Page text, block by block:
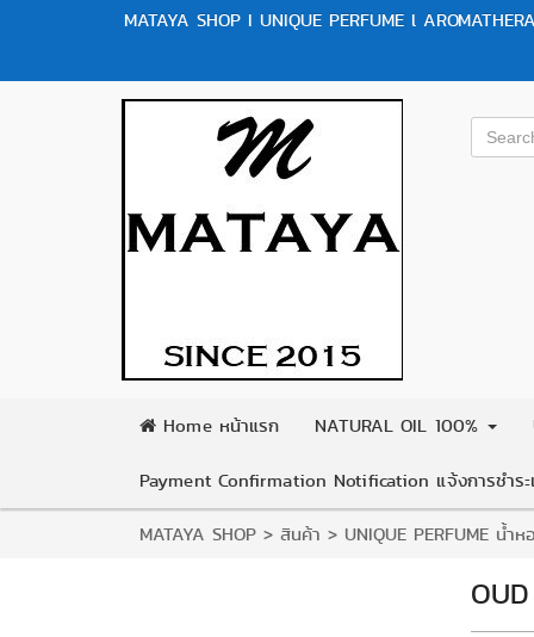
MATAYA SHOP I UNIQUE PERFUME l
Home หน้าแรก NATURAL OIL 100%
Payment Confirmation Notification แจ้งการชำระ
MATAYA SHOP > สินค้า > UNIQUE PERFUME น้ำห